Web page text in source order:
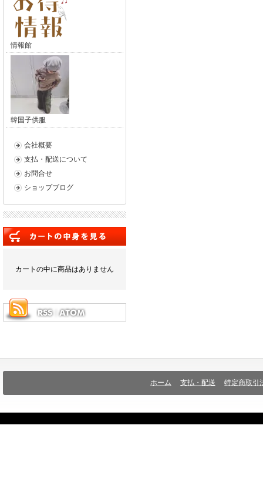
情報館
韓国子供服
会社概要
支払・配送について
お問合せ
ショップブログ
カートの中に商品はありません
ホーム 支払・配送 特定商取引